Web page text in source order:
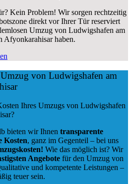
Kein Problem! Wir sorgen rechtzeitig
direkt vor Ihrer Tür reserviert
Umzug von Ludwigshafen am
Afyonkarahisar haben.
von Ludwigshafen am
Ihres Umzugs von Ludwigshafen
bieten wir Ihnen transparente
Kosten, ganz im Gegenteil – bei uns
Wie das möglich ist? Wir
Angebote für den Umzug von
und kompetente Leistungen –
teuer sein.